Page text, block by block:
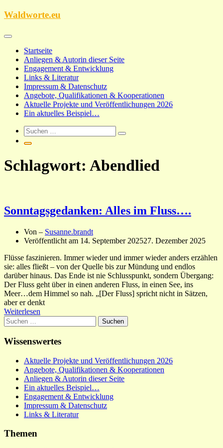
Zum
Waldworte.eu
Startseite
Anliegen & Autorin dieser Seite
Engagement & Entwicklung
Links & Literatur
Impressum & Datenschutz
Angebote, Qualifikationen & Kooperationen
Aktuelle Projekte und Veröffentlichungen 2026
Ein aktuelles Beispiel…
Schlagwort: Abendlied
Sonntagsgedanken: Alles im Fluss….
Von – Susanne.brandt
Veröffentlicht am 14. September 202527. Dezember 2025
Flüsse faszinieren. Immer wieder und immer wieder anders erzählen
sie: alles fließt – von der Quelle bis zur Mündung und endlos
darüber hinaus. Das Ende ist nie Schlusspunkt, sondern Übergang:
Der Fluss geht über in einen anderen Fluss, in einen See, ins
Meer…dem Himmel so nah. „[Der Fluss] spricht nicht in Sätzen,
aber er denkt
Weiterlesen
Suchen
nach:
Wissenswertes
Aktuelle Projekte und Veröffentlichungen 2026
Angebote, Qualifikationen & Kooperationen
Anliegen & Autorin dieser Seite
Ein aktuelles Beispiel…
Engagement & Entwicklung
Impressum & Datenschutz
Links & Literatur
Themen